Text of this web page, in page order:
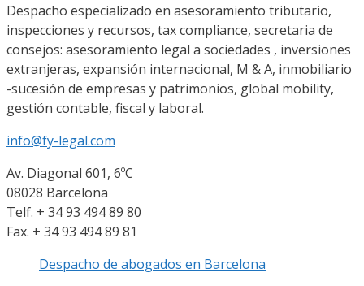
Despacho especializado en asesoramiento tributario,
inspecciones y recursos, tax compliance, secretaria de
consejos: asesoramiento legal a sociedades , inversiones
extranjeras, expansión internacional, M & A, inmobiliario
-sucesión de empresas y patrimonios, global mobility,
gestión contable, fiscal y laboral.
info@fy-legal.com
Av. Diagonal 601, 6ºC
08028 Barcelona
Telf. + 34 93 494 89 80
Fax. + 34 93 494 89 81
Despacho de abogados en Barcelona